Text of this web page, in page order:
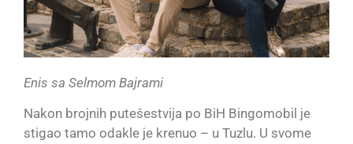
Enis sa Selmom Bajrami
Nakon brojnih putešestvija po BiH Bingomobil je
stigao tamo odakle je krenuo – u Tuzlu. U svome